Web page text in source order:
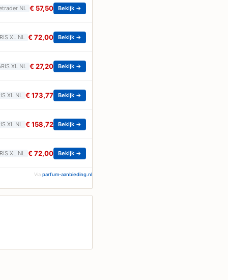
NL € 57,50 Bekijk →
XL NL € 72,00 Bekijk →
XL NL € 27,20 Bekijk →
XL NL € 173,77 Bekijk →
XL NL € 158,72 Bekijk →
XL NL € 72,00 Bekijk →
Via parfum-aanbieding.nl